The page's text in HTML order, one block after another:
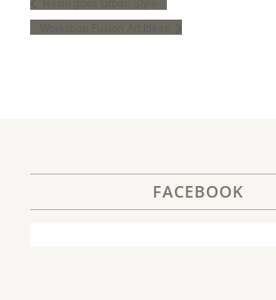
FACEBOOK